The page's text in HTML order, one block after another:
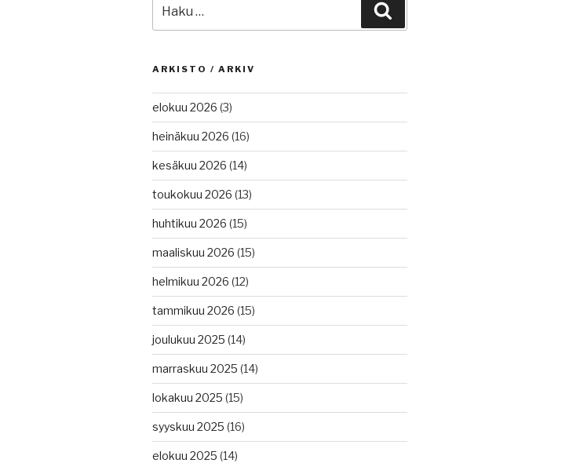
ARKISTO / ARKIV
elokuu 2026 (3)
heinäkuu 2026 (16)
kesäkuu 2026 (14)
toukokuu 2026 (13)
huhtikuu 2026 (15)
maaliskuu 2026 (15)
helmikuu 2026 (12)
tammikuu 2026 (15)
joulukuu 2025 (14)
marraskuu 2025 (14)
lokakuu 2025 (15)
syyskuu 2025 (16)
elokuu 2025 (14)